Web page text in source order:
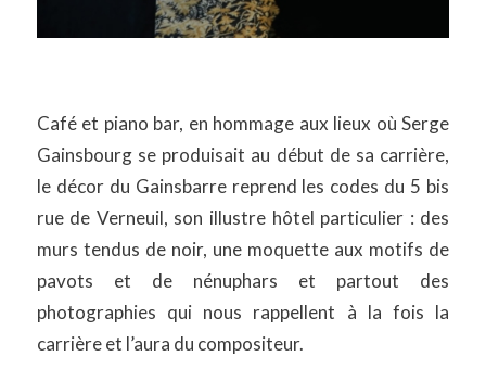
Café et piano bar, en hommage aux lieux où Serge
Gainsbourg se produisait au début de sa carrière,
le décor du Gainsbarre reprend les codes du 5 bis
rue de Verneuil, son illustre hôtel particulier : des
murs tendus de noir, une moquette aux motifs de
pavots et de nénuphars et partout des
photographies qui nous rappellent à la fois la
carrière et l’aura du compositeur.